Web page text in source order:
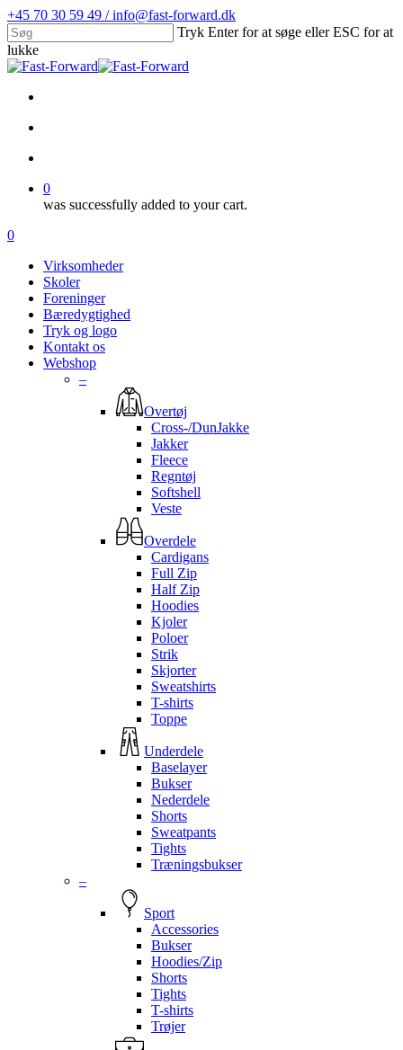
Skip
to
main
content
+45 70 30 59 49 / info@fast-forward.dk
Tryk Enter for at søge eller ESC for at
lukke
Close
0
was successfully added to your cart.
Menu
search
account
0
Virksomheder
Skoler
Foreninger
Bæredygtighed
Tryk og logo
Kontakt os
Webshop
–
Overtøj
Cross-/DunJakke
Jakker
Fleece
Regntøj
Softshell
Veste
Overdele
Cardigans
Full Zip
Half Zip
Hoodies
Kjoler
Poloer
Strik
Skjorter
Sweatshirts
T-shirts
Toppe
Underdele
Baselayer
Bukser
Nederdele
Shorts
Sweatpants
Tights
Træningsbukser
–
Sport
Accessories
Bukser
Hoodies/Zip
Shorts
Tights
T-shirts
Trøjer